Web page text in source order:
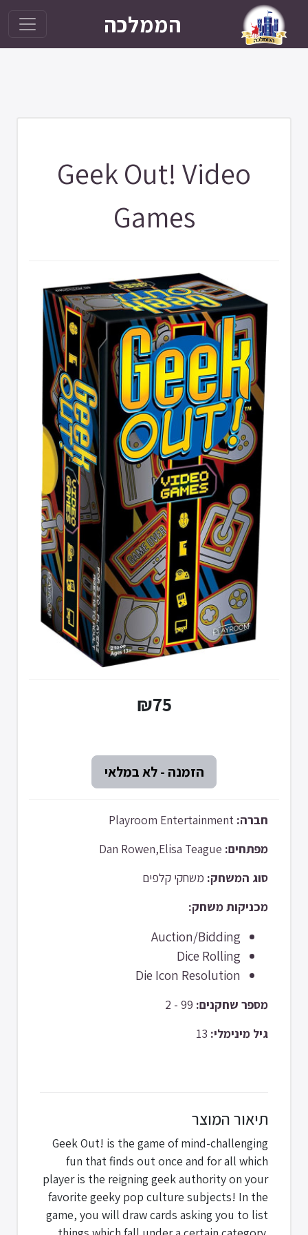
הממלכה
Geek Out! Video
Games
₪75
חברה:
מפתחים:
סוג המשחק: משחקי קלפים
מכניקות משחק:
Auction/Bidding
Dice Rolling
Die Icon Resolution
מספר שחקנים:
גיל מינימלי:
תיאור המוצר
Geek Out! is the game of mind-challenging
fun that finds out once and for all which
player is the reigning geek authority on your
favorite geeky pop culture subjects! In the
game, you will draw cards asking you to list